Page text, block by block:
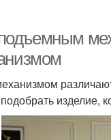
изделие,